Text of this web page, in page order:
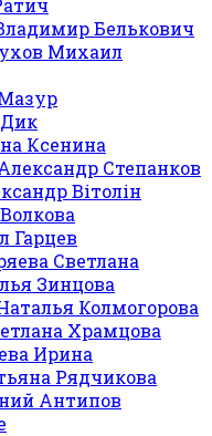
Белькович
Михаил
Ксенина
Степанков
Вітолін
Гарцев
Светлана
Зинцова
Колмогорова
Храмцова
Ирина
Рядчикова
Антипов